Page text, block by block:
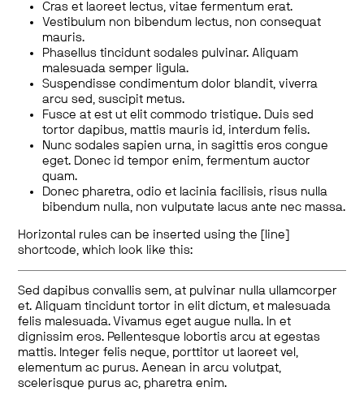
Cras et laoreet lectus, vitae fermentum erat.
Vestibulum non bibendum lectus, non consequat
mauris.
Phasellus tincidunt sodales pulvinar. Aliquam
malesuada semper ligula.
Suspendisse condimentum dolor blandit, viverra
arcu sed, suscipit metus.
Fusce at est ut elit commodo tristique. Duis sed
tortor dapibus, mattis mauris id, interdum felis.
Nunc sodales sapien urna, in sagittis eros congue
eget. Donec id tempor enim, fermentum auctor
quam.
Donec pharetra, odio et lacinia facilisis, risus nulla
bibendum nulla, non vulputate lacus ante nec massa.
Horizontal rules can be inserted using the [line]
shortcode, which look like this:
Sed dapibus convallis sem, at pulvinar nulla ullamcorper
et. Aliquam tincidunt tortor in elit dictum, et malesuada
felis malesuada. Vivamus eget augue nulla. In et
dignissim eros. Pellentesque lobortis arcu at egestas
mattis. Integer felis neque, porttitor ut laoreet vel,
elementum ac purus. Aenean in arcu volutpat,
scelerisque purus ac, pharetra enim.